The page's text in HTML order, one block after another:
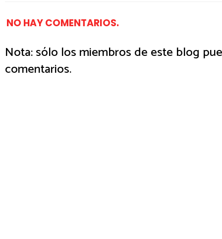
NO HAY COMENTARIOS.
Nota: sólo los miembros de este blog
comentarios.